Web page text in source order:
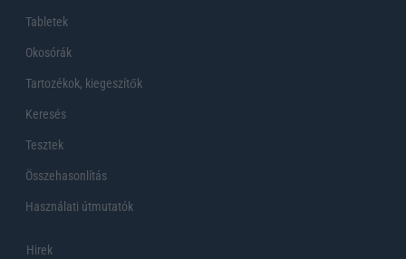
Tabletek
Okosórák
Tartozékok, kiegeszítők
Keresés
Tesztek
Összehasonlítás
Használati útmutatók
Hirek